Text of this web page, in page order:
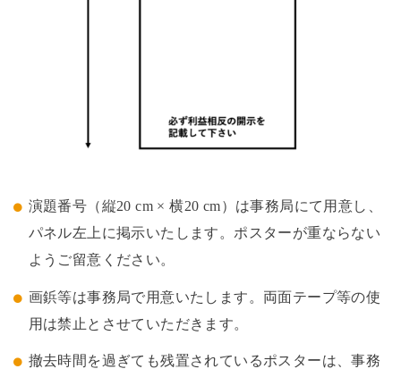
演題番号（縦20 cm × 横20 cm）は事務局にて用意し、
パネル左上に掲示いたします。ポスターが重ならない
ようご留意ください。
画鋲等は事務局で用意いたします。両面テープ等の使
用は禁止とさせていただきます。
撤去時間を過ぎても残置されているポスターは、事務